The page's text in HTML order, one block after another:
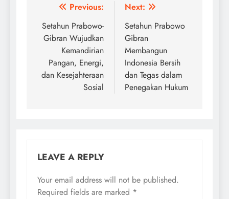
Post
navigation
Previous:
Setahun Prabowo-
Gibran Wujudkan
Kemandirian
Pangan, Energi,
dan Kesejahteraan
Sosial
Next:
Setahun Prabowo
Gibran
Membangun
Indonesia Bersih
dan Tegas dalam
Penegakan Hukum
LEAVE A REPLY
Your email address will not be published.
Required fields are marked *